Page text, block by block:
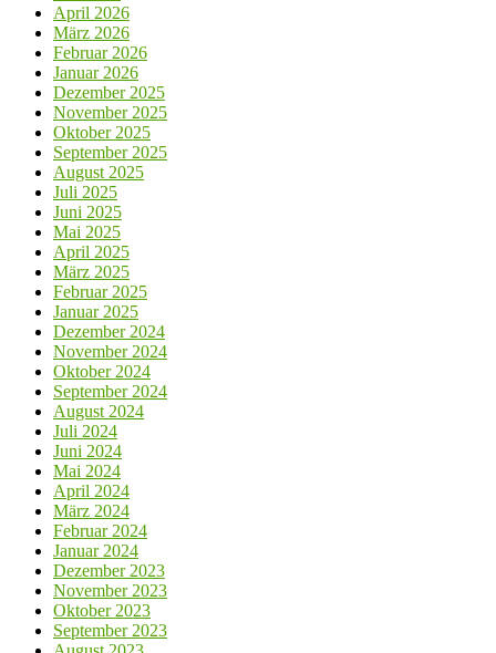
April 2026
März 2026
Februar 2026
Januar 2026
Dezember 2025
November 2025
Oktober 2025
September 2025
August 2025
Juli 2025
Juni 2025
Mai 2025
April 2025
März 2025
Februar 2025
Januar 2025
Dezember 2024
November 2024
Oktober 2024
September 2024
August 2024
Juli 2024
Juni 2024
Mai 2024
April 2024
März 2024
Februar 2024
Januar 2024
Dezember 2023
November 2023
Oktober 2023
September 2023